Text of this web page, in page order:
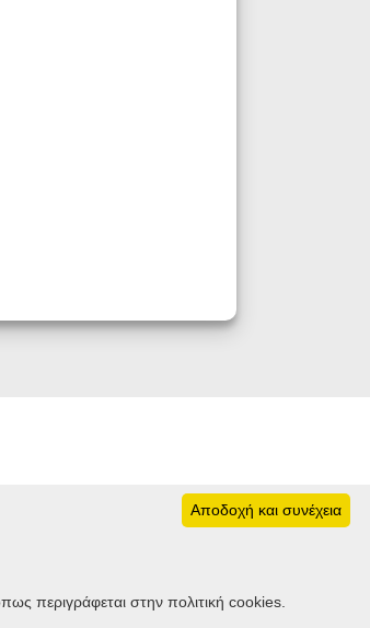
Αποδοχή και συνέχεια
περιγράφεται στην πολιτική cookies.